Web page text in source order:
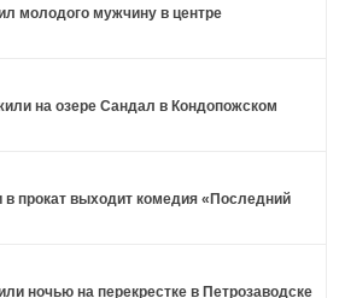
молодого мужчину в центре
на озере Сандал в Кондопожском
в прокат выходит комедия «Последний
ночью на перекрестке в Петрозаводске